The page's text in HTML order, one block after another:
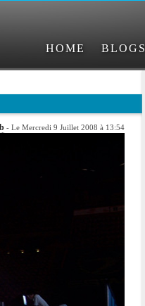
HOME BLOGS
- Le Mercredi 9 Juillet 2008 à 13:54